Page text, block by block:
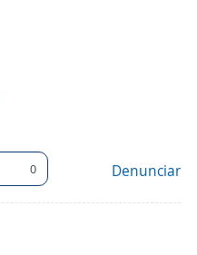
0 Denunciar